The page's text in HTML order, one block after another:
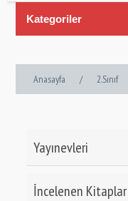
Kategoriler
Anasayfa / 2.Sınıf
Yayınevleri
İncelenen Kitaplar